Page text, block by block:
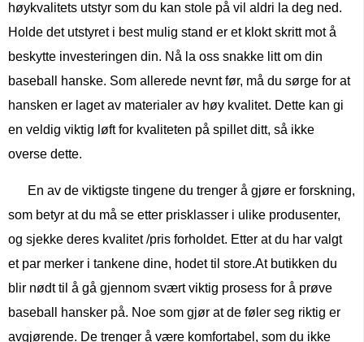
høykvalitets utstyr som du kan stole på vil aldri la deg ned.
Holde det utstyret i best mulig stand er et klokt skritt mot å
beskytte investeringen din. Nå la oss snakke litt om din
baseball hanske. Som allerede nevnt før, må du sørge for at
hansken er laget av materialer av høy kvalitet. Dette kan gi
en veldig viktig løft for kvaliteten på spillet ditt, så ikke
overse dette.
En av de viktigste tingene du trenger å gjøre er forskning,
som betyr at du må se etter prisklasser i ulike produsenter,
og sjekke deres kvalitet /pris forholdet. Etter at du har valgt
et par merker i tankene dine, hodet til store.At butikken du
blir nødt til å gå gjennom svært viktig prosess for å prøve
baseball hansker på. Noe som gjør at de føler seg riktig er
avgjørende. De trenger å være komfortabel, som du ikke